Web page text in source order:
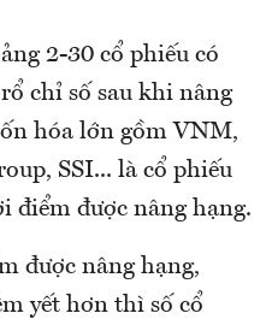
2-30 cổ phiếu có
chỉ số sau khi nâng
hóa lớn gồm VNM,
SSI... là cổ phiếu
điểm được nâng hạng.
được nâng hạng,
yết hơn thì số cổ